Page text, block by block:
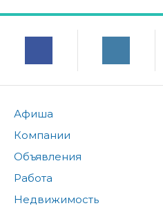
Афиша
Компании
Объявления
Работа
Недвижимость